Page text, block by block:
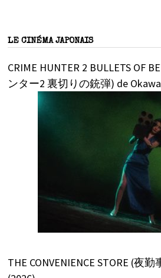
LE CINÉMA JAPONAIS
CRIME HUNTER 2 BULLETS OF
ンター2 裏切りの銃弾) de
THE CONVENIENCE STORE (夜